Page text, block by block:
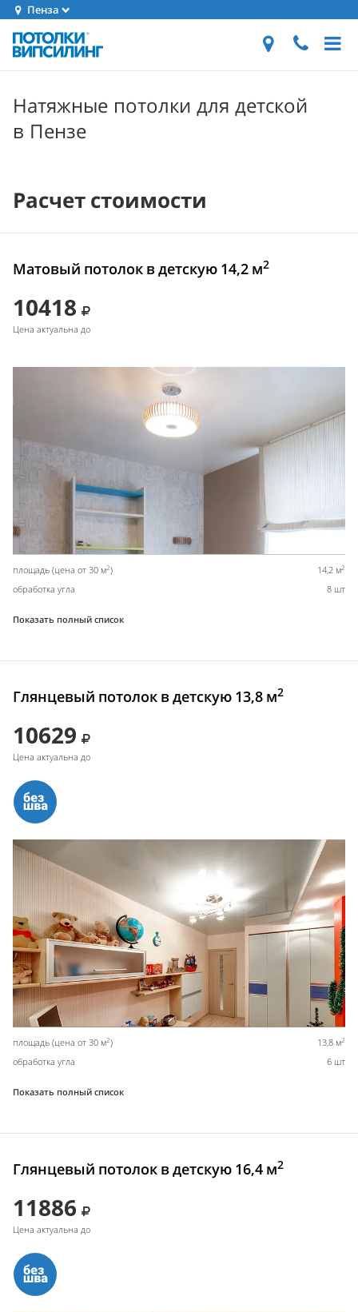
Пенза
Натяжные потолки для детской
в Пензе
Расчет стоимости
Матовый потолок в детскую 14,2 м2
10418
Цена актуальна до
площадь (цена от 30 м2) 14,2 м2
обработка угла 8 шт
Показать полный список
Глянцевый потолок в детскую 13,8 м2
10629
Цена актуальна до
площадь (цена от 30 м2) 13,8 м2
обработка угла 6 шт
Показать полный список
Глянцевый потолок в детскую 16,4 м2
11886
Цена актуальна до